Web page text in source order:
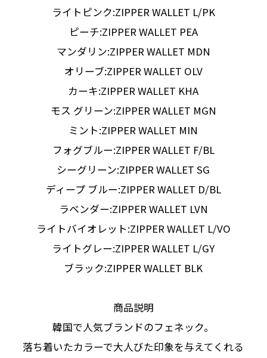
ライトピンク:ZIPPER WALLET L/PK
ピーチ:ZIPPER WALLET PEA
マンダリン:ZIPPER WALLET MDN
オリーブ:ZIPPER WALLET OLV
カーキ:ZIPPER WALLET KHA
モス グリーン:ZIPPER WALLET MGN
ミント:ZIPPER WALLET MIN
フォグブルー:ZIPPER WALLET F/BL
シーグリーン:ZIPPER WALLET SG
ディープ ブルー:ZIPPER WALLET D/BL
ラベンダー:ZIPPER WALLET LVN
ライトバイオレット:ZIPPER WALLET L/VO
ライトグレー:ZIPPER WALLET L/GY
ブラック:ZIPPER WALLET BLK
商品説明
韓国で人気ブランドのフェネック。
落ち着いたカラーで大人びた印象を与えてくれる